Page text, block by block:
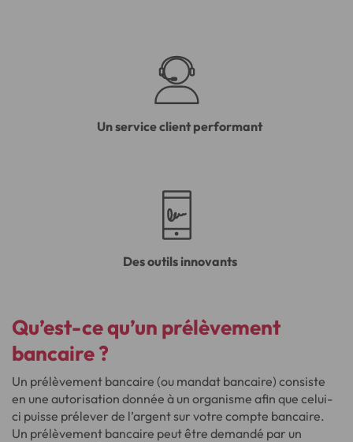
Un service client performant
Des outils innovants
Qu’est-ce qu’un prélèvement
bancaire ?
Un prélèvement bancaire (ou mandat bancaire) consiste
en une autorisation donnée à un organisme afin que celui-
ci puisse prélever de l’argent sur votre compte bancaire.
Un prélèvement bancaire peut être demandé par un